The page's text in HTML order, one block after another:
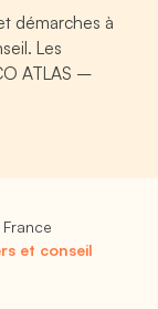
démarches à
Les
ATLAS –
et conseil